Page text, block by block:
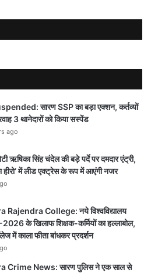
सारण SSP का बड़ा एक्शन, कर्तव्यों
3 थानेदारों को किया सस्पेंड
ago
ऋषिका सिंह चंदेल की बड़े पर्दे पर दमदार एंट्री,
हीरो’ में लीड एक्ट्रेस के रूप में आएंगी नजर
Rajendra College: नये विश्वविद्यालय
के खिलाफ शिक्षक-कर्मियों का हल्लाबोल,
में काला फीता बांधकर प्रदर्शन
Crime News: सारण पुलिस ने एक साल से